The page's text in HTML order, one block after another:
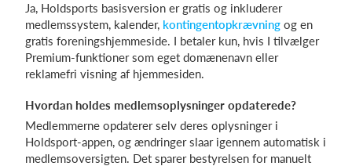
Ja, Holdsports basisversion er gratis og inkluderer
medlemssystem, kalender, kontingentopkrævning og en
gratis foreningshjemmeside. I betaler kun, hvis I tilvælger
Premium-funktioner som eget domænenavn eller
reklamefri visning af hjemmesiden.
Hvordan holdes medlemsoplysninger opdaterede?
Medlemmerne opdaterer selv deres oplysninger i
Holdsport-appen, og ændringer slaar igennem automatisk i
medlemsoversigten. Det sparer bestyrelsen for manuelt